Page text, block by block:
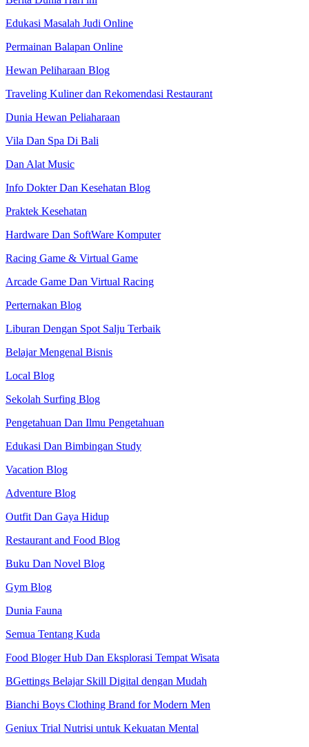
Edukasi Masalah Judi Online
Permainan Balapan Online
Hewan Peliharaan Blog
Traveling Kuliner dan Rekomendasi Restaurant
Dunia Hewan Peliaharaan
Vila Dan Spa Di Bali
Dan Alat Music
Info Dokter Dan Kesehatan Blog
Praktek Kesehatan
Hardware Dan SoftWare Komputer
Racing Game & Virtual Game
Arcade Game Dan Virtual Racing
Perternakan Blog
Liburan Dengan Spot Salju Terbaik
Belajar Mengenal Bisnis
Local Blog
Sekolah Surfing Blog
Pengetahuan Dan Ilmu Pengetahuan
Edukasi Dan Bimbingan Study
Vacation Blog
Adventure Blog
Outfit Dan Gaya Hidup
Restaurant and Food Blog
Buku Dan Novel Blog
Gym Blog
Dunia Fauna
Semua Tentang Kuda
Food Bloger Hub Dan Eksplorasi Tempat Wisata
BGettings Belajar Skill Digital dengan Mudah
Bianchi Boys Clothing Brand for Modern Men
Geniux Trial Nutrisi untuk Kekuatan Mental